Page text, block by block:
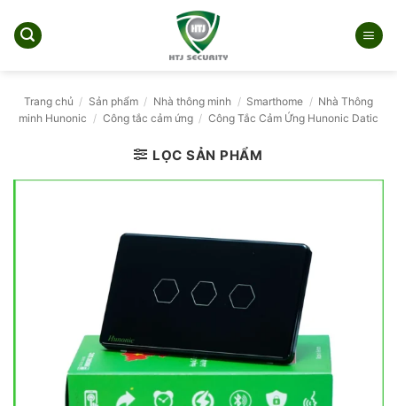
qua
Trang chủ / Sản phẩm / Nhà thông minh / Smarthome / Nhà Thông
minh Hunonic / Công tắc cảm ứng / Công Tắc Cảm Ứng Hunonic Datic
LỌC SẢN PHẨM